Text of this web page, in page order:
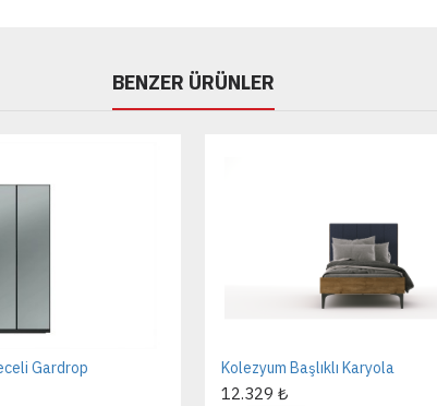
BENZER ÜRÜNLER
Gardrop Kolezyum Başlıklı Karyola
12.329 ₺